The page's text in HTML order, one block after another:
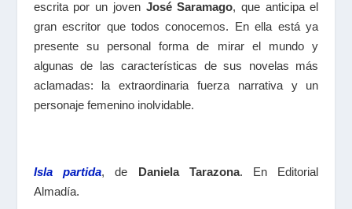
escrita por un joven José Saramago, que anticipa el
gran escritor que todos conocemos. En ella está ya
presente su personal forma de mirar el mundo y
algunas de las características de sus novelas más
aclamadas: la extraordinaria fuerza narrativa y un
personaje femenino inolvidable.
Isla partida, de Daniela Tarazona. En Editorial
Almadía.